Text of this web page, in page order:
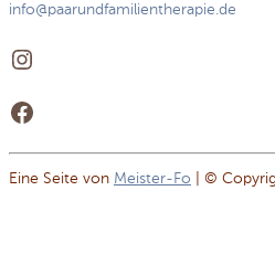
info@paarundfamilientherapie.de
Instagram
Facebook
Eine Seite von Meister-Fo | ©